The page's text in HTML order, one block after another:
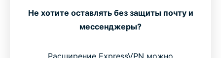
Не хотите оставлять без защиты почту и
мессенджеры?